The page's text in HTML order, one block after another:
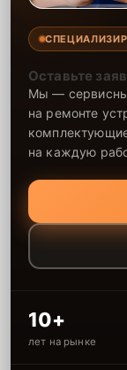
Оставьте
Мы —
на ремонте
на каждую
10+
лет на рынке